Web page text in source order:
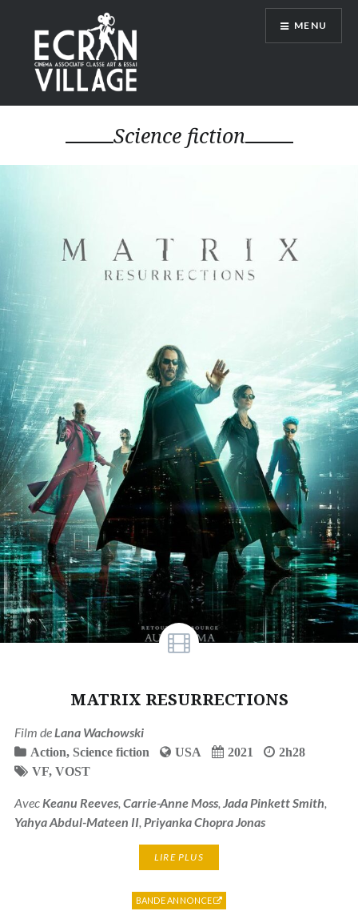
contenu
principal
ÉCRAN VILLAGE
MENU
Science fiction
MATRIX RESURRECTIONS
Film de Lana Wachowski
Action, Science fiction USA 2021
2h28
VF, VOST
Avec Keanu Reeves, Carrie-Anne Moss, Jada Pinkett Smith
Yahya Abdul-Mateen II, Priyanka Chopra Jonas
LIRE PLUS
BANDE ANNONCE